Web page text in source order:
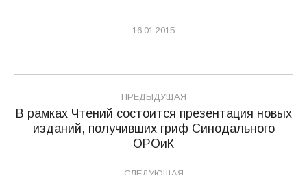
16.01.2015
Навигация
по
записям
ПРЕДЫДУЩАЯ
Предыдущая
запись:
В рамках Чтений состоится презентация новых
изданий, получивших гриф Синодального
ОРОиК